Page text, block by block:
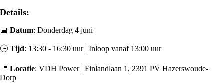
Details:
📅 Datum: Donderdag 4 juni
🕒 Tijd: 13:30 - 16:30 uur | Inloop vanaf 13:00 uur
📍 Locatie: VDH Power | Finlandlaan 1, 2391 PV Hazerswoude-
Dorp